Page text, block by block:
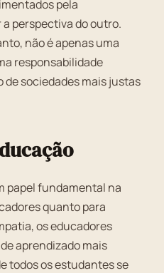
pela
perspectiva do outro.
não é apenas uma
responsabilidade
sociedades mais justas
papel fundamental na
quanto para
os educadores
aprendizado mais
todos os estudantes se